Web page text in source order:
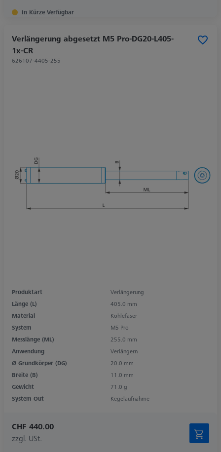
In Kürze Verfügbar
Verlängerung abgesetzt M5 Pro-DG20-L405-
1x-CR
626107-4405-255
Produktart
Verlängerung
Länge (L)
405.0 mm
Material
Kohlefaser
System
M5 Pro
Messlänge (ML)
255.0 mm
Anwendung
Verlängern
Ø Grundkörper (DG)
20.0 mm
Breite (B)
11.0 mm
Gewicht
71.0 g
System Out
Kegelaufnahme
CHF 440.00
zzgl. USt.